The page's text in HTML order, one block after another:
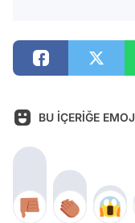
BU İÇERİĞE